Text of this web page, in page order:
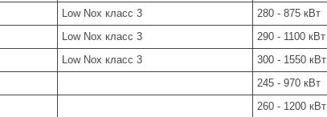
Low Nox класс 3
280 - 875 кВт
Low Nox класс 3
290 - 1100 кВт
Low Nox класс 3
300 - 1550 кВт
245 - 970 кВт
260 - 1200 кВт